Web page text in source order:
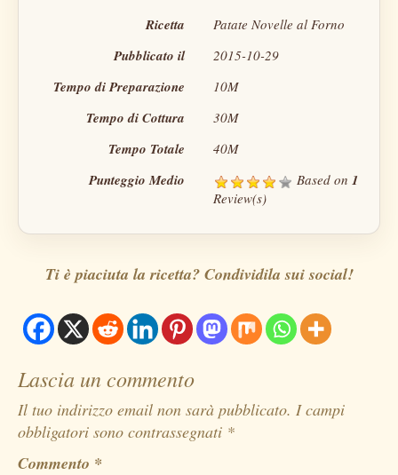
Ricetta Patate Novelle al Forno
Pubblicato il 2015-10-29
Tempo di Preparazione 10M
Tempo di Cottura 30M
Tempo Totale 40M
Punteggio Medio Based on 1
Review(s)
Ti è piaciuta la ricetta? Condividila sui social!
Lascia un commento
Il tuo indirizzo email non sarà pubblicato. I campi
obbligatori sono contrassegnati *
Commento *